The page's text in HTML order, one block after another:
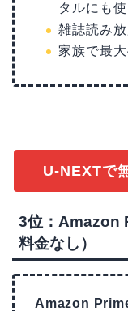
タルにも使
雑誌読み
家族で最
U-NEXTで
3位：Amazon
料金なし）
Amazon